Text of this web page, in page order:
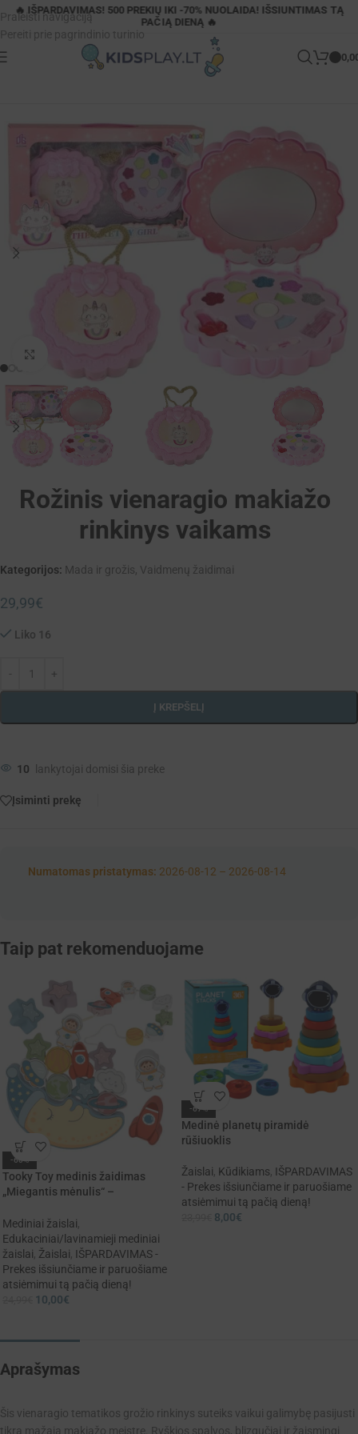
Praleisti navigaciją
Pereiti prie pagrindinio turinio
🔥 IŠPARDAVIMAS! 500 PREKIŲ IKI -70% NUOLAIDA! IŠSIUNTIMAS TĄ
PAČIĄ DIENĄ 🔥
Parduotuvė Rožinis vienaragio makiažo rinkinys vaikams
Rožinis vienaragio makiažo
rinkinys vaikams
Kategorijos: Mada ir grožis, Vaidmenų žaidimai
29,99€
Liko 16
Į KREPŠELĮ
10 lankytojai domisi šia preke
Įsiminti prekę
Numatomas pristatymas: 2026-08-12 – 2026-08-14
Taip pat rekomenduojame
-60%
Tooky Toy medinis žaidimas
„Miegantis mėnulis“ –
rinkinyje
Mediniai žaislai,
Edukaciniai/lavinamieji mediniai
žaislai, Žaislai, IŠPARDAVIMAS -
Prekes išsiunčiame ir paruošiame
atsiėmimui tą pačią dieną!
10,00€
-67%
Medinė planetų piramidė
rūšiuoklis
Žaislai, Kūdikiams, IŠPARDAVIMAS
- Prekes išsiunčiame ir paruošiame
atsiėmimui tą pačią dieną!
8,00€
Aprašymas
Šis vienaragio tematikos grožio rinkinys suteiks vaikui galimybę pasijusti
tikra mažąja makiažo meistre. Ryškios spalvos, blizgučiai ir žaismingi